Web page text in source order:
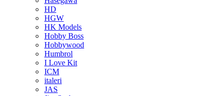
HD
HGW
HK Models
Hobby Boss
Hobbywood
Humbrol
I Love Kit
ICM
italeri
JAS